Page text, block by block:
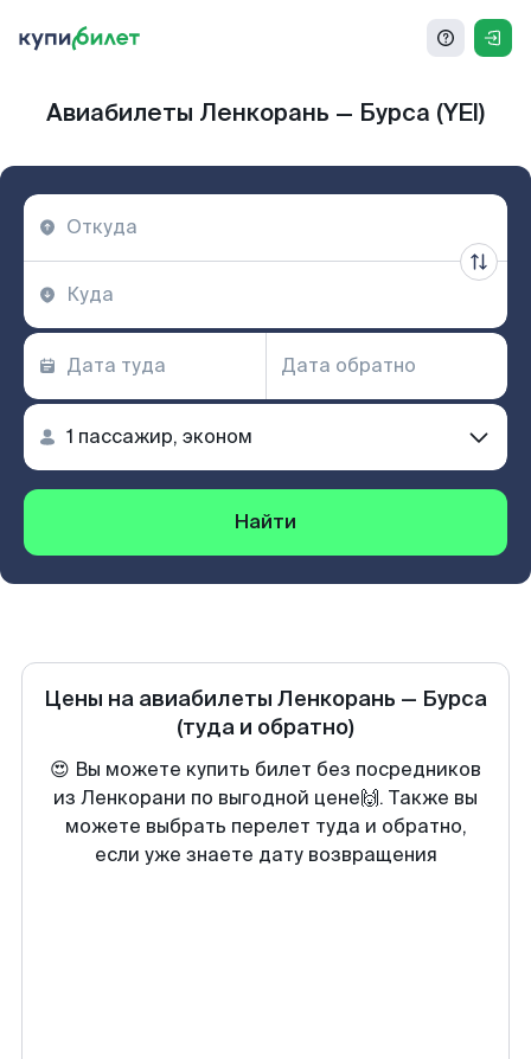
Авиабилеты Ленкорань — Бурса (YEI)
Найти
Цены на авиабилеты Ленкорань — Бурса
(туда и обратно)
😍 Вы можете купить билет без посредников
из Ленкорани по выгодной цене🙌. Также вы
можете выбрать перелет туда и обратно,
если уже знаете дату возвращения